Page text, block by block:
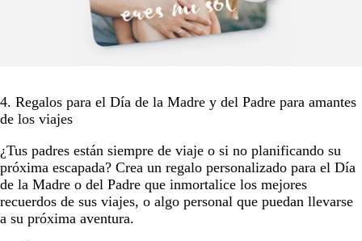
4. Regalos para el Día de la Madre y del Padre para amantes
de los viajes
¿Tus padres están siempre de viaje o si no planificando su
próxima escapada? Crea un regalo personalizado para el Día
de la Madre o del Padre que inmortalice los mejores
recuerdos de sus viajes, o algo personal que puedan llevarse
a su próxima aventura.